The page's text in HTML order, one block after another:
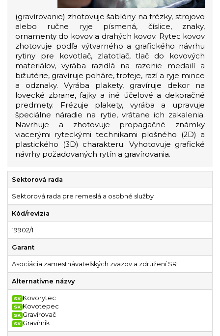
(gravírovanie) zhotovuje šablóny na frézky, strojovo
alebo ručne ryje písmená, číslice, znaky,
ornamenty do kovov a drahých kovov. Rytec kovov
zhotovuje podľa výtvarného a grafického návrhu
rytiny pre kovotlač, zlatotlač, tlač do kovových
materiálov, vyrába razidlá na razenie medailí a
bižutérie, gravíruje poháre, trofeje, razí a ryje mince
a odznaky. Vyrába plakety, gravíruje dekor na
lovecké zbrane, fajky a iné účelové a dekoračné
predmety. Frézuje plakety, vyrába a upravuje
špeciálne náradie na rytie, vrátane ich zakalenia.
Navrhuje a zhotovuje propagačné známky
viacerými ryteckými technikami plošného (2D) a
plastického (3D) charakteru. Vyhotovuje grafické
návrhy požadovaných rytín a gravírovania.
Sektorová rada
Sektorová rada pre remeslá a osobné služby
Kód/revízia
19902/1
Garant
Asociácia zamestnávateľských zväzov a združení SR
Alternatívne názvy
SK Kovorytec
SK Kovotepec
SK Gravírovač
SK Gravírnik